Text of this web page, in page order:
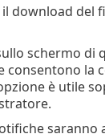
download del
schermo
la
è utile
saranno